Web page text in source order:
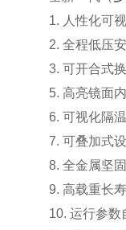
1. 人性化可
2. 全程低压
3. 可开合式
5. 高亮镜面
6. 可视化隔
7. 可叠加式
8. 全金属坚
9. 高载重长
10. 运行参数